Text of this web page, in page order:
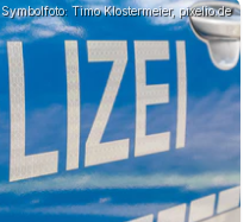
Symbolfoto: Timo Klostermeier, pixelio.de